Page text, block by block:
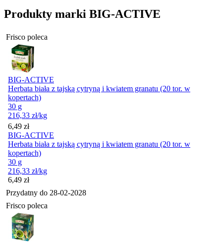
Produkty marki BIG-ACTIVE
Frisco poleca
BIG-ACTIVE
Herbata biała z tajską cytryną i kwiatem granatu (20 tor. w
kopertach)
30 g
216,33 zł/kg
Cena
6,49 zł
BIG-ACTIVE
Herbata biała z tajską cytryną i kwiatem granatu (20 tor. w
kopertach)
30 g
216,33 zł/kg
Cena
6,49 zł
Przydatny do 28-02-2028
Frisco poleca